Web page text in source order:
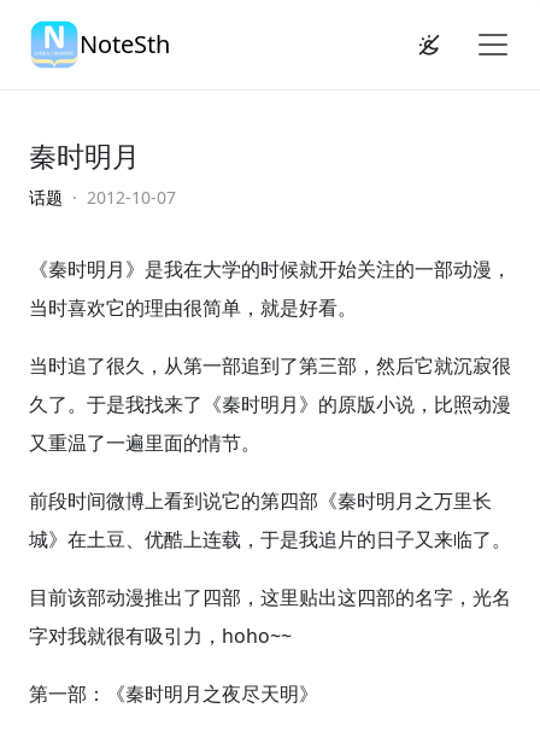
NoteSth
秦时明月
话题 · 2012-10-07
《秦时明月》是我在大学的时候就开始关注的一部动漫，
当时喜欢它的理由很简单，就是好看。
当时追了很久，从第一部追到了第三部，然后它就沉寂很
久了。于是我找来了《秦时明月》的原版小说，比照动漫
又重温了一遍里面的情节。
前段时间微博上看到说它的第四部《秦时明月之万里长
城》在土豆、优酷上连载，于是我追片的日子又来临了。
目前该部动漫推出了四部，这里贴出这四部的名字，光名
字对我就很有吸引力，hoho~~
第一部：《秦时明月之夜尽天明》